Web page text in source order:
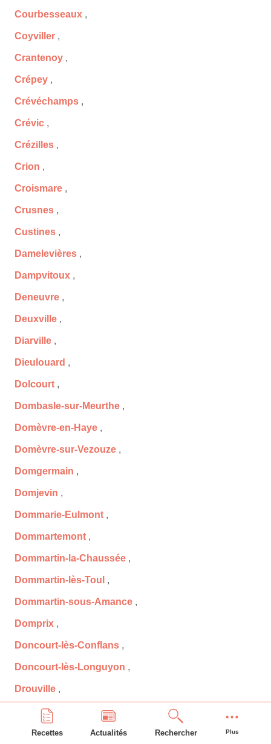
Recettes Actualités Rechercher Plus
Courbesseaux ,
Coyviller ,
Crantenoy ,
Crépey ,
Crévéchamps ,
Crévic ,
Crézilles ,
Crion ,
Croismare ,
Crusnes ,
Custines ,
Damelevières ,
Dampvitoux ,
Deneuvre ,
Deuxville ,
Diarville ,
Dieulouard ,
Dolcourt ,
Dombasle-sur-Meurthe ,
Domèvre-en-Haye ,
Domèvre-sur-Vezouze ,
Domgermain ,
Domjevin ,
Dommarie-Eulmont ,
Dommartemont ,
Dommartin-la-Chaussée ,
Dommartin-lès-Toul ,
Dommartin-sous-Amance ,
Domprix ,
Doncourt-lès-Conflans ,
Doncourt-lès-Longuyon ,
Drouville ,
Écrouves
Einvaux,